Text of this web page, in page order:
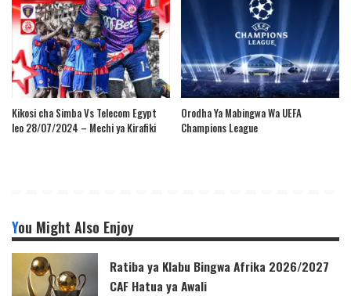
Kikosi cha Simba Vs Telecom Egypt
leo 28/07/2024 – Mechi ya Kirafiki
Orodha Ya Mabingwa Wa UEFA
Champions League
You Might Also Enjoy
Ratiba ya Klabu Bingwa Afrika 2026/2027
CAF Hatua ya Awali